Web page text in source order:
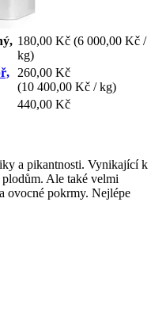
180,00 Kč (6 000,00 Kč /
kg)
260,00 Kč
(10 400,00 Kč / kg)
440,00 Kč
a pikantnosti. Vynikající k
Ale také velmi
ovocné pokrmy. Nejlépe